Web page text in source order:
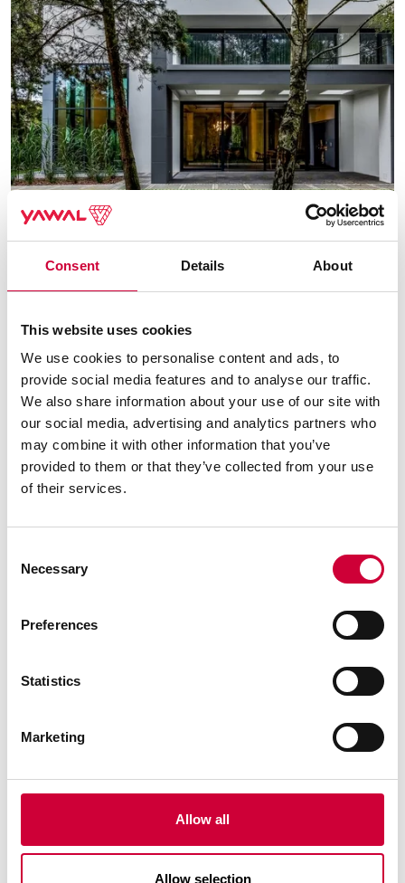
Consent Details About
This website uses cookies
We use cookies to personalise content and ads, to
provide social media features and to analyse our traffic.
We also share information about your use of our site with
our social media, advertising and analytics partners who
may combine it with other information that you’ve
provided to them or that they’ve collected from your use
of their services.
Selection
Necessary
Preferences
Statistics
Marketing
Allow all
Allow selection
Privatus namas